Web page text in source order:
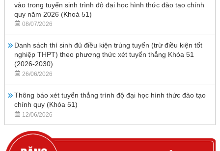
vào trong tuyển sinh trình độ đại học hình thức đào tạo chính
quy năm 2026 (Khoá 51)
08/07/2026
Danh sách thí sinh đủ điều kiện trúng tuyển (trừ điều kiện tốt
nghiệp THPT) theo phương thức xét tuyển thẳng Khóa 51
(2026-2030)
26/06/2026
Thông báo xét tuyển thẳng trình độ đại học hình thức đào tạo
chính quy (Khóa 51)
12/06/2026